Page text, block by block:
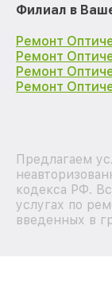
Филиал в
Ремонт
Ремонт
Ремонт
Ремонт
Предлагаем
кодекса РФ.
услугах по
введенных в